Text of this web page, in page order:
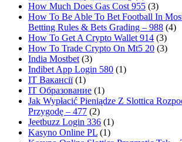
How Much Does Gas Cost 955 (3)
How To Be Able To Bet Football In
Betting Rules & Bets Grading – 988 (4)
How To Get A Crypto Wallet 914 (3)
How To Trade Crypto On Mt5 20 (3)
India Mostbet (3)
Indibet App Login 580 (1)
IT Вакансії(1)
IT Образование (1)
Jak Wypłacić Pieniądze Z Slottica
Przygodę – 477 (2)
Jeetbuzz Login 336 (1)
Kasyno Online PL (1)